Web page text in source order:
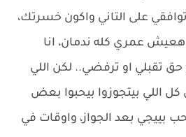
على التاني واكون خسرتك،
عمري كله ندمان، انا
تقبلي او ترفضي.. لكن اللي
اللي بيتجوزوا بيحبوا بعض
بييجي بعد الجواز، واوقات في